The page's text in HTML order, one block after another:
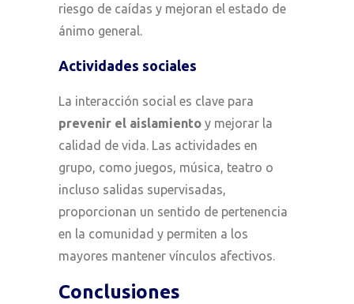
riesgo de caídas y mejoran el estado de
ánimo general.
Actividades sociales
La interacción social es clave para
prevenir el aislamiento y mejorar la
calidad de vida. Las actividades en
grupo, como juegos, música, teatro o
incluso salidas supervisadas,
proporcionan un sentido de pertenencia
en la comunidad y permiten a los
mayores mantener vínculos afectivos.
Conclusiones